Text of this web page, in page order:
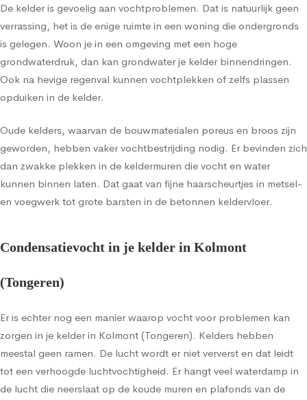
De kelder is gevoelig aan vochtproblemen. Dat is natuurlijk geen
verrassing, het is de enige ruimte in een woning die ondergronds
is gelegen. Woon je in een omgeving met een hoge
grondwaterdruk, dan kan grondwater je kelder binnendringen.
Ook na hevige regenval kunnen vochtplekken of zelfs plassen
opduiken in de kelder.
Oude kelders, waarvan de bouwmaterialen poreus en broos zijn
geworden, hebben vaker vochtbestrijding nodig. Er bevinden zich
dan zwakke plekken in de keldermuren die vocht en water
kunnen binnen laten. Dat gaat van fijne haarscheurtjes in metsel-
en voegwerk tot grote barsten in de betonnen keldervloer.
Condensatievocht in je kelder in Kolmont
(Tongeren)
Er is echter nog een manier waarop vocht voor problemen kan
zorgen in je kelder in Kolmont (Tongeren). Kelders hebben
meestal geen ramen. De lucht wordt er niet ververst en dat leidt
tot een verhoogde luchtvochtigheid. Er hangt veel waterdamp in
de lucht die neerslaat op de koude muren en plafonds van de